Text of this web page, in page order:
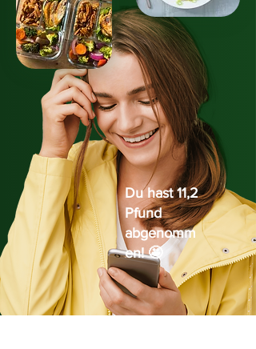
Du hast 11,2
Pfund
abgenomm
en!🤩